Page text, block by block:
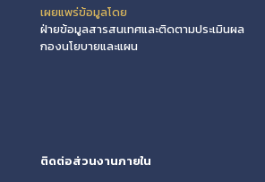
เผยแพร่ข้อมูลโดย
ฝ่ายข้อมูลสารสนเทศและติดตามประเมินผล
กองนโยบายและแผน
ติดต่อส่วนงานภายใน